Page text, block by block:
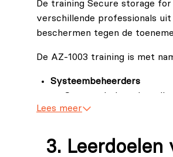
Azure Storage. De AZ-1003
om jouw gegevens te
potentiële beveiligingsrisico's.
De training Secure storage
verschillende professionals
beschermen tegen de
De AZ-1003 training is met
Systeembeheerders
Systeembeheerders
waarborgen van de
voor het beschermen
Lees meer
Leerdoelen